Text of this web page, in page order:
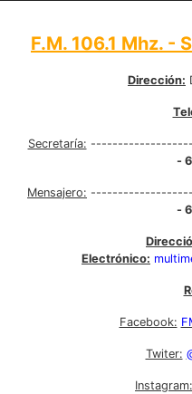
F.M. 106.1 Mhz. -
Dirección:
Secretaría:
-
Mensajero:
-
Electrónico:
Facebook:
Twiter:
Instagram: